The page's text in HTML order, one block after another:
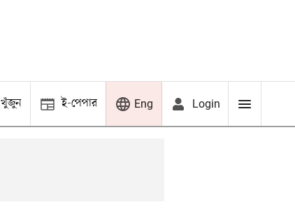
খুঁজুন ই-পেপার Eng Login